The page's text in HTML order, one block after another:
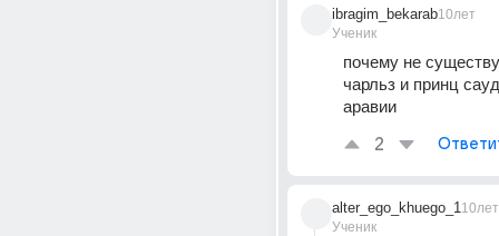
ibragim_bekarab
Ученик
10лет
почему не
чарльз и принц
аравии
2
alter_ego_khuego_1
Ученик
10лет